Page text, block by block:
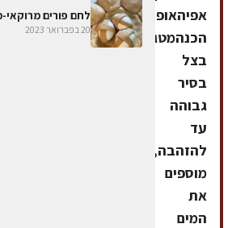
אפיהאופן
הכנהמטגנים
בצל
בסיר
גבוהה
עד
להזהבה,
מוספים
את
המים
לחם פורים
20 בפברואר 2023